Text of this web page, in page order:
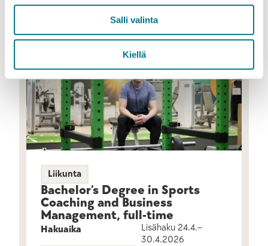
Salli valinta
Kiellä
Liikunta
Bachelor’s Degree in Sports
Coaching and Business
Management, full-time
Hakuaika
Lisähaku 24.4.–
30.4.2026